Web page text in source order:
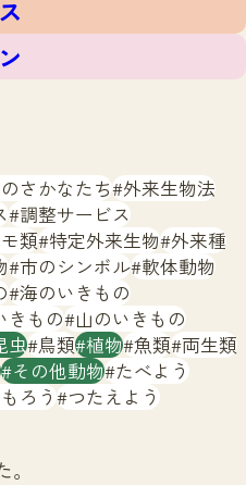
中 大
ップ
ム
ブセンターとは
プ
さかなたち 外来生物法
調整サービス
類 特定外来生物 外来種
市のシンボル 軟体動物
海のいきもの
きもの 山のいきもの
虫 鳥類 植物 魚類 両生類
その他動物 たべよう
ろう つたえよう